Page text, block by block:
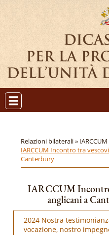
Relazioni bilaterali » IARCCUM
IARCCUM Incontro tra
Canterbury
IARCCUM
anglicani a
2024 Nostra
vocazione, nostro